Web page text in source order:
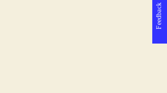
Feedback